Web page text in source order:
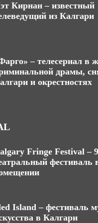
Кирнан – известный
из Калгари
– телесериал в
драмы,
и окрестностях
Fringe Festival –
фестиваль
Island – фестиваль
в Калгари